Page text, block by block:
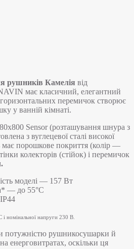
рушників Камелія від
має класичний, елегантний
перемичок створює
у ванній кімнаті.
Sensor (розташування шнура з
з вуглецевої сталі високої
має порошкове покриття (колір —
колекторів (стійок) і перемичок
моделі — 157 Вт
— до 55°C
номінальної напруги 230 В.
потужністю рушникосушарки й
енерговитратах, оскільки ця